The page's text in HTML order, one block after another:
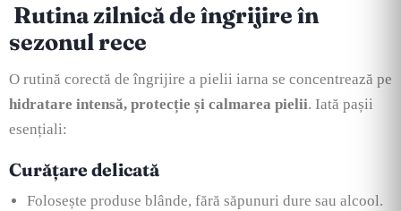
Rutina zilnică de îngrijire în
sezonul rece
O rutină corectă de îngrijire a pielii iarna se concentrează pe
hidratare intensă, protecție și calmarea pielii. Iată pașii
esențiali:
Curățare delicată
Folosește produse blânde, fără săpunuri dure sau alcool.